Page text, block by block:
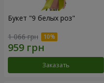
Букет "9 белых роз"
1 066 грн
Заказать